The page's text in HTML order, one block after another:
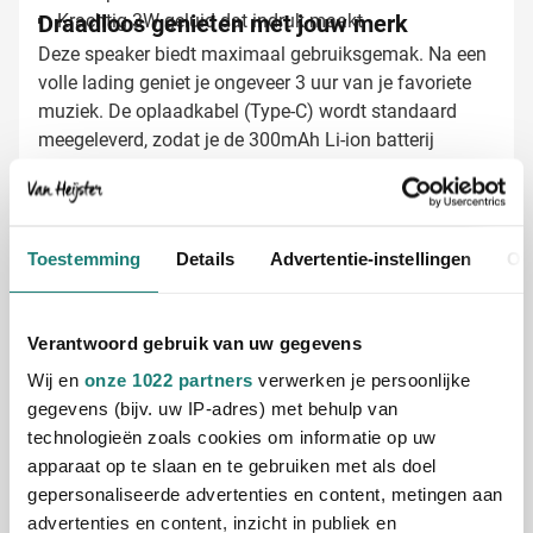
Toestemming Details Advertentie-instellingen
Verantwoord gebruik van uw gegevens
Wij en onze 1022 partners verwerken je persoonlijke
gegevens (bijv. uw IP-adres) met behulp van
technologieën zoals cookies om informatie op uw
apparaat op te slaan en te gebruiken met als doel
gepersonaliseerde advertenties en content, metingen aan
advertenties en content, inzicht in publiek en
Krachtig 3W geluid dat indruk maakt
Draadloos genieten met jouw merk
Deze speaker biedt maximaal gebruiksgemak. Na een
volle lading geniet je ongeveer 3 uur van je favoriete
muziek. De oplaadkabel (Type-C) wordt standaard
meegeleverd, zodat je de 300mAh Li-ion batterij
genoeg om overal mee naartoe te nemen, maar
geluid.
logo
Bij Van Heijster Relatiegeschenken maken we van
Lasergravering van je logo voor een stijlvolle,
blijvende indruk
Bedrukking met je bedrijfsnaam of slogan
Professionele afwerking die de natuurlijke
uitstraling versterkt
Gratis digitaal voorbeeld van je bedrukte